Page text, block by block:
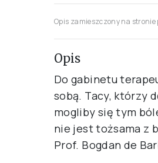
Opis zamieszczony na stronie
Opis
Do gabinetu
sobą. Tacy, którzy
mogliby się tym
nie jest tożsama z
Prof. Bogdan de